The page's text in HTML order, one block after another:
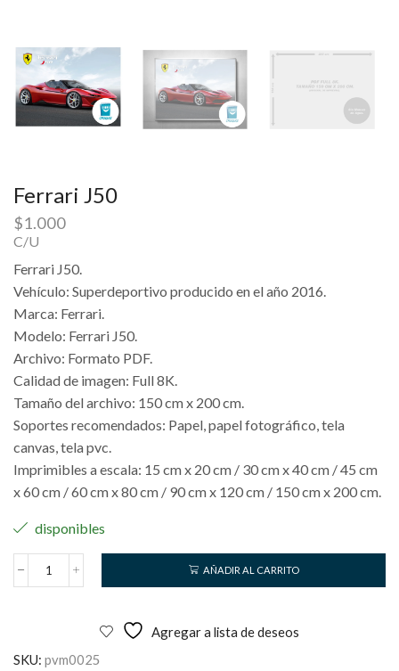
Ferrari J50
$1.000
C/U
Ferrari J50.
Vehículo: Superdeportivo producido en el año 2016.
Marca: Ferrari.
Modelo: Ferrari J50.
Archivo: Formato PDF.
Calidad de imagen: Full 8K.
Tamaño del archivo: 150 cm x 200 cm.
Soportes recomendados: Papel, papel fotográfico, tela
canvas, tela pvc.
Imprimibles a escala: 15 cm x 20 cm / 30 cm x 40 cm / 45 cm
x 60 cm / 60 cm x 80 cm / 90 cm x 120 cm / 150 cm x 200 cm.
disponibles
Ferrari
AÑADIR AL CARRITO
Agregar a lista de deseos
SKU: pvm0025